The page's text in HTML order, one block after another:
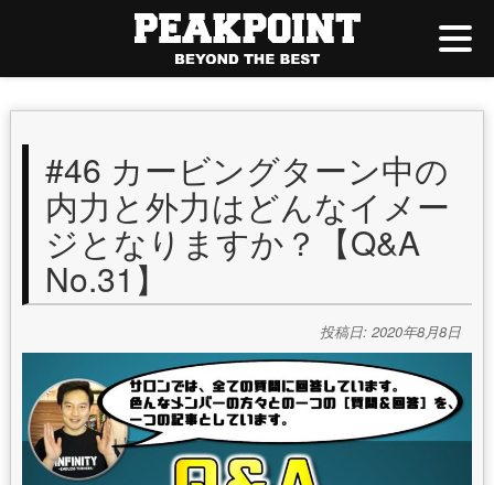
#46 カービングターン中の
内力と外力はどんなイメー
ジとなりますか？【Q&A
No.31】
投稿日: 2020年8月8日